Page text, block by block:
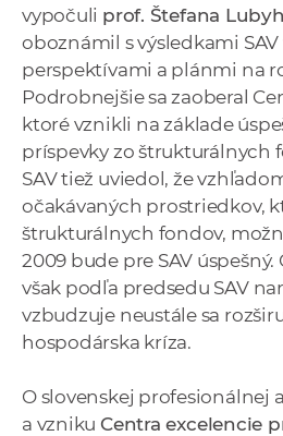
vypočuli prof. Štefana
oboznámil s výsledkami SAV
perspektívami a plánmi na
Podrobnejšie sa zaoberal
ktoré vznikli na základe
príspevky zo štrukturálnych
SAV tiež uviedol, že
očakávaných prostriedkov,
štrukturálnych fondov,
2009 bude pre SAV
však podľa predsedu SAV
vzbudzuje neustále sa
hospodárska kríza.
O slovenskej profesionálnej
a vzniku Centra excelencie